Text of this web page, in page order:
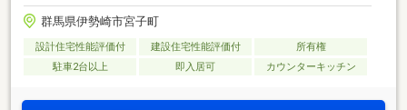
群馬県伊勢崎市宮子町
設計住宅性能評価付 建設住宅性能評価付
所有権
駐車2台以上
即入居可 カウンターキッチン